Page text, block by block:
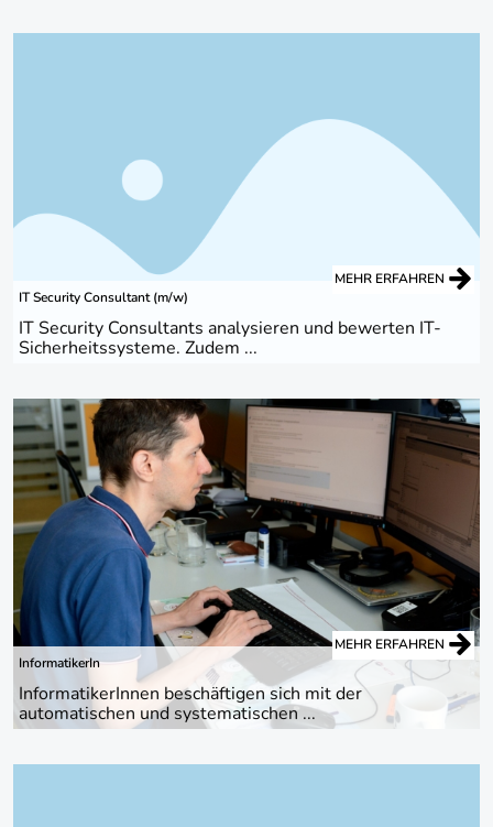
IT Security Consultant (m/w)
IT Security Consultants analysieren und bewerten IT-
Sicherheitssysteme. Zudem ...
MEHR ERFAHREN
InformatikerIn
InformatikerInnen beschäftigen sich mit der
automatischen und systematischen ...
MEHR ERFAHREN